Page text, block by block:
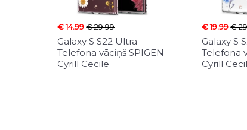
€ 14.99€ 29.99
Galaxy S S22 Ultra
Telefona vāciņš SPIGEN
Cyrill Cecile
€ 19.99€
Galaxy S
Telefona
Cyrill